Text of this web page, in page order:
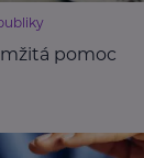
pomoc